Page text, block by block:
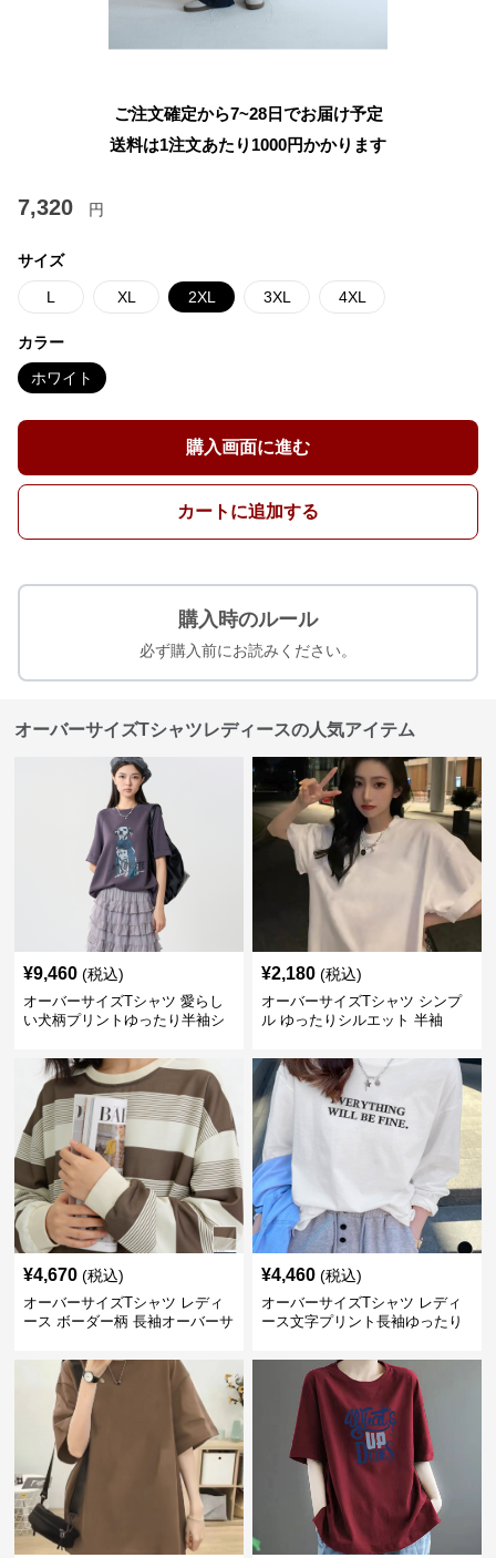
ご注文確定から7~28日でお届け予定
送料は1注文あたり 1000円かかります
7,320 円
サイズ
L XL 2XL 3XL 4XL
カラー
ホワイト
購入画面に進む
カートに追加する
購入時のルール
必ず購入前にお読みください。
オーバーサイズTシャツレディースの人気アイテム
¥9,460 (税込)
オーバーサイズTシャツ 愛らし
い犬柄プリントゆったり半袖シ
¥2,180 (税込)
オーバーサイズTシャツ シンプ
ル ゆったりシルエット 半袖
¥4,670 (税込)
オーバーサイズTシャツ レディ
ース ボーダー柄 長袖オーバーサ
¥4,460 (税込)
オーバーサイズTシャツ レディ
ース文字プリント長袖ゆったり